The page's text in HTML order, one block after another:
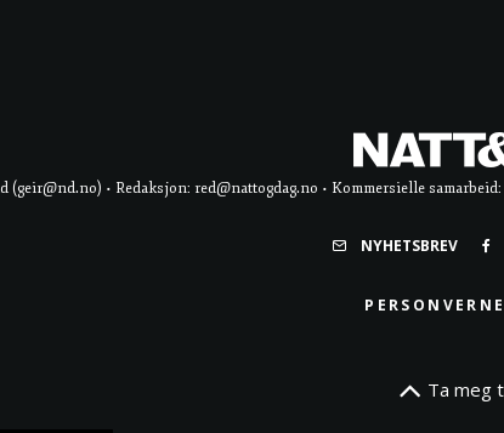
• Redaksjon: red@nattogdag.no • Kommersielle
NYHETSBREV
Ta meg